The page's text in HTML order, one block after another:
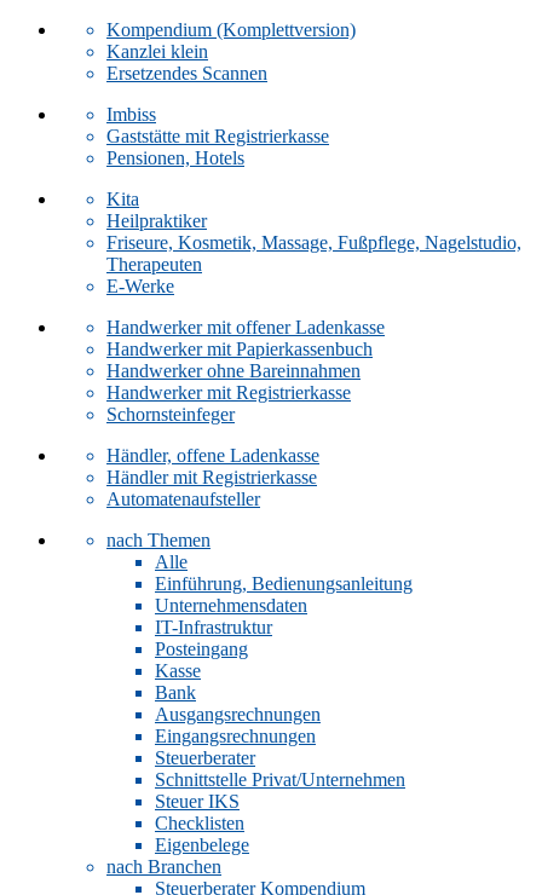
Kompendium (Komplettversion)
Kanzlei klein
Ersetzendes Scannen
Imbiss
Gaststätte mit Registrierkasse
Pensionen, Hotels
Kita
Heilpraktiker
Friseure, Kosmetik, Massage, Fußpflege, Nagelstudio,
Therapeuten
E-Werke
Handwerker mit offener Ladenkasse
Handwerker mit Papierkassenbuch
Handwerker ohne Bareinnahmen
Handwerker mit Registrierkasse
Schornsteinfeger
Händler, offene Ladenkasse
Händler mit Registrierkasse
Automatenaufsteller
nach Themen
Alle
Einführung, Bedienungsanleitung
Unternehmensdaten
IT-Infrastruktur
Posteingang
Kasse
Bank
Ausgangsrechnungen
Eingangsrechnungen
Steuerberater
Schnittstelle Privat/Unternehmen
Steuer IKS
Checklisten
Eigenbelege
nach Branchen
Steuerberater Kompendium